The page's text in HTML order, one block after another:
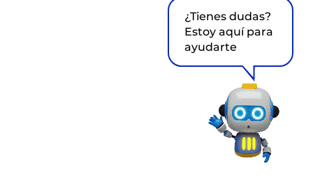
¿Tienes dudas?
Estoy aquí para
ayudarte